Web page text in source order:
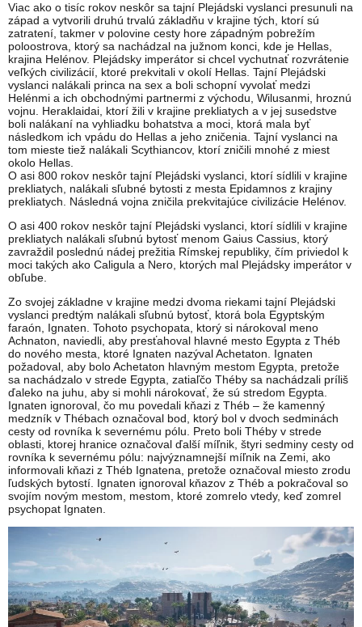
Viac ako o tisíc rokov neskôr sa tajní Plejádski vyslanci presunuli na
západ a vytvorili druhú trvalú základňu v krajine tých, ktorí sú
zatratení, takmer v polovine cesty hore západným pobrežím
poloostrova, ktorý sa nachádzal na južnom konci, kde je Hellas,
krajina Helénov. Plejádsky imperátor si chcel vychutnať rozvrátenie
veľkých civilizácií, ktoré prekvitali v okolí Hellas. Tajní Plejádski
vyslanci nalákali princa na sex a boli schopní vyvolať medzi
Helénmi a ich obchodnými partnermi z východu, Wilusanmi, hroznú
vojnu. Heraklaidai, ktorí žili v krajine prekliatych a v jej susedstve
boli nalákaní na vyhliadku bohatstva a moci, ktorá mala byť
následkom ich vpádu do Hellas a jeho zničenia. Tajní vyslanci na
tom mieste tiež nalákali Scythiancov, ktorí zničili mnohé z miest
okolo Hellas.
O asi 800 rokov neskôr tajní Plejádski vyslanci, ktorí sídlili v krajine
prekliatych, nalákali sľubné bytosti z mesta Epidamnos z krajiny
prekliatych. Následná vojna zničila prekvitajúce civilizácie Helénov.
O asi 400 rokov neskôr tajní Plejádski vyslanci, ktorí sídlili v krajine
prekliatych nalákali sľubnú bytosť menom Gaius Cassius, ktorý
zavraždil poslednú nádej prežitia Rímskej republiky, čím priviedol k
moci takých ako Caligula a Nero, ktorých mal Plejádsky imperátor v
obľube.
Zo svojej základne v krajine medzi dvoma riekami tajní Plejádski
vyslanci predtým nalákali sľubnú bytosť, ktorá bola Egyptským
faraón, Ignaten. Tohoto psychopata, ktorý si nárokoval meno
Achnaton, naviedli, aby presťahoval hlavné mesto Egypta z Théb
do nového mesta, ktoré Ignaten nazýval Achetaton. Ignaten
požadoval, aby bolo Achetaton hlavným mestom Egypta, pretože
sa nachádzalo v strede Egypta, zatiaľčo Théby sa nachádzali príliš
ďaleko na juhu, aby si mohli nárokovať, že sú stredom Egypta.
Ignaten ignoroval, čo mu povedali kňazi z Théb – že kamenný
medzník v Thébach označoval bod, ktorý bol v dvoch sedminách
cesty od rovníka k severnému pólu. Preto boli Théby v strede
oblasti, ktorej hranice označoval ďalší míľnik, štyri sedminy cesty od
rovníka k severnému pólu: najvýznamnejší míľnik na Zemi, ako
informovali kňazi z Théb Ignatena, pretože označoval miesto zrodu
ľudských bytostí. Ignaten ignoroval kňazov z Théb a pokračoval so
svojím novým mestom, mestom, ktoré zomrelo vtedy, keď zomrel
psychopat Ignaten.